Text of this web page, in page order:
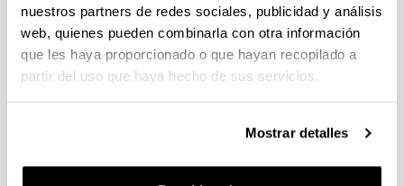
nuestros partners de redes sociales, publicidad y análisis
web, quienes pueden combinarla con otra información
que les haya proporcionado o que hayan recopilado a
partir del uso que haya hecho de sus servicios.
Mostrar detalles
PRESUPUESTO
CONVOCATORIA PROYECTOS DE COLABORACIÓN
PÚBLICO-PRIVADA 2023
Plazo de presentación cerrado: 30/01/2024 - 20/02/2024
2024 a las 14:00. Hasta el 12 de febrero de 2024: Para